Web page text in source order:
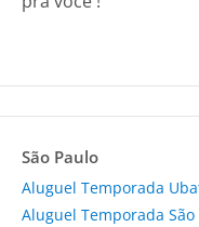
São Paulo
Aluguel Temporada
Aluguel Temporada São